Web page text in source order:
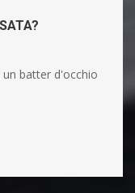
batter d'occhio